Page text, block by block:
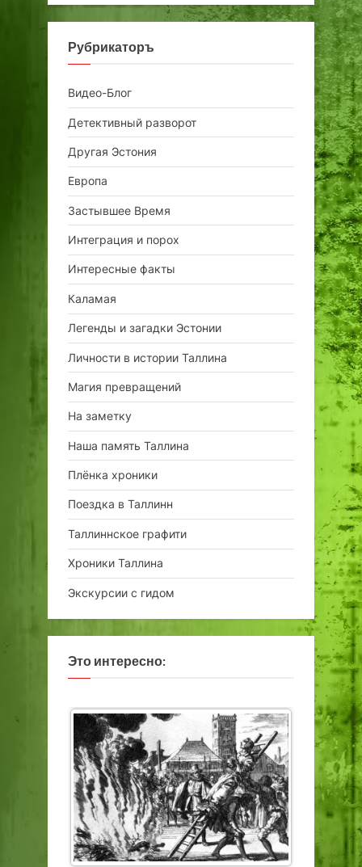
Рубрикаторъ
Видео-Блог
Детективный разворот
Другая Эстония
Европа
Застывшее Время
Интеграция и порох
Интересные факты
Каламая
Легенды и загадки Эстонии
Личности в истории Таллина
Магия превращений
На заметку
Наша память Таллина
Плёнка хроники
Поездка в Таллинн
Таллиннское графити
Хроники Таллина
Экскурсии с гидом
Это интересно: